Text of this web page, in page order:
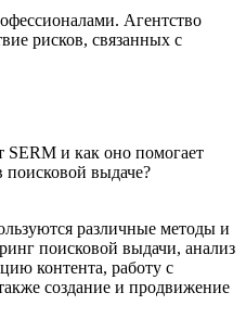
Агентство
рисков, связанных с
SERM и как оно помогает
поисковой выдаче?
различные методы и
поисковой выдачи, анализ
контента, работу с
создание и продвижение